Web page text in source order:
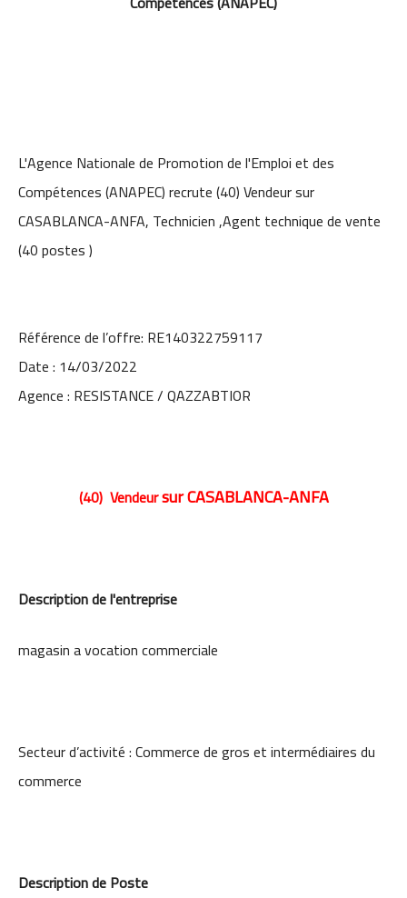
L'Agence Nationale de Promotion de l'Emploi et des
Compétences (ANAPEC) recrute (40) Vendeur sur
CASABLANCA-ANFA, Technicien ,Agent technique de vente
(40 postes )
Référence de l’offre: RE140322759117
Date : 14/03/2022
Agence : RESISTANCE / QAZZABTIOR
(40) Vendeursur CASABLANCA-ANFA
Description de l'entreprise
magasin a vocation commerciale
Secteur d’activité : Commerce de gros et intermédiaires du
commerce
Description de Poste